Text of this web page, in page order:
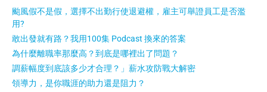
颱風假不是假，選擇不出勤行使退避權，雇主可舉證員工是否濫
用?
敢出發就有路？我用100集 Podcast 換來的答案
為什麼離職率那麼高？到底是哪裡出了問題？
調薪幅度到底該多少才合理？」薪水攻防戰大解密
領導力，是你職涯的助力還是阻力？